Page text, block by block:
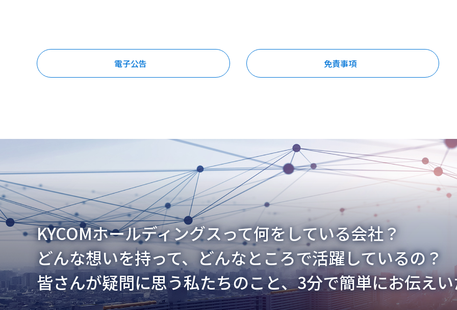
電子公告 免責事項
KYCOMホールディングスって何をしている会社？
どんな想いを持って、どんなところで活躍しているの？
皆さんが疑問に思う私たちのこと、3分で簡単にお伝え